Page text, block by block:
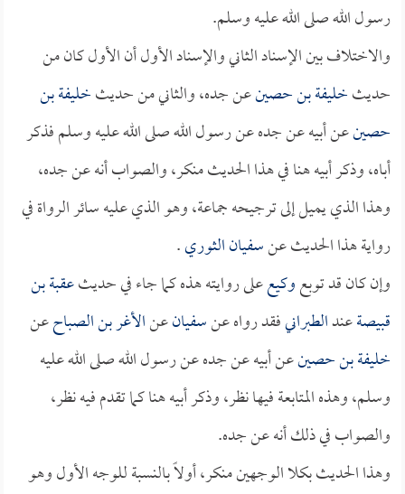
رسول الله صلى الله عليه وسلم.
والاختلاف بين الإسناد الثاني والإسناد الأول أن الأول كان من
حديثخليفة بن حصينعن جده، والثاني من حديثخليفة بن
حصينعن أبيه عن جده عن رسول الله صلى الله عليه وسلم فذكر
أباه، وذكر أبيه هنا في هذا الحديث منكر، والصواب أنه عن جده،
وهذا الذي يميل إلى ترجيحه جماعة، وهو الذي عليه سائر الرواة في
رواية هذا الحديث عنسفيان الثوري.
وإن كان قد توبعوكيععلى روايته هذه كما جاء في حديثعقبة بن
قبيصةعندالطبرانيفقد رواه عنسفيانعنالأغر بن الصباحعن
خليفة بن حصينعن أبيه عن جده عن رسول الله صلى الله عليه
وسلم، وهذه المتابعة فيها نظر، وذكر أبيه هنا كما تقدم فيه نظر،
والصواب في ذلك أنه عن جده.
وهذا الحديث بكلا الوجهين منكر، أولاً بالنسبة للوجه الأول وهو